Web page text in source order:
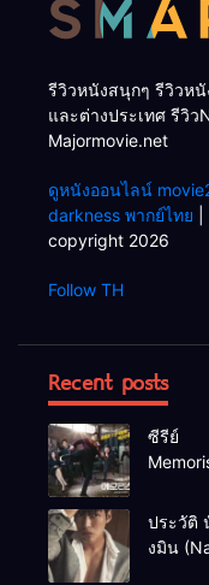
รีวิวหนังสนุกๆ รีวิวห
และต่างประเทศ รีวิ
Majormovie.net
ดูหนังออนไลน์
darkness พากย์ไทย
copyright 2026
Follow TH
Recent posts
ซีรีย์
ประวัติ
งมิน